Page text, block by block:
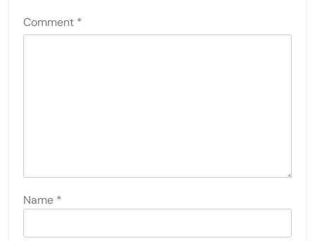
Comment *
Name *